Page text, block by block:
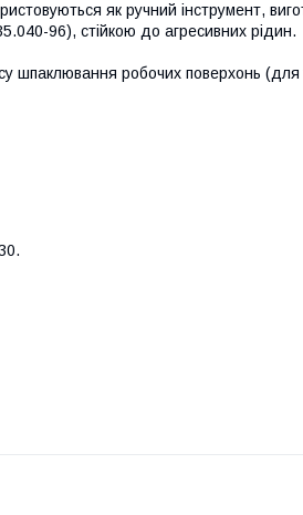
як ручний інструмент,
96), стійкою до агресивних рідин.
шпаклювання робочих поверхонь (для